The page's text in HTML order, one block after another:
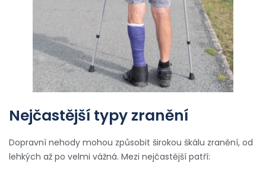
Nejčastější typy zranění
Dopravní nehody mohou způsobit širokou škálu zranění, od
lehkých až po velmi vážná. Mezi nejčastější patří: